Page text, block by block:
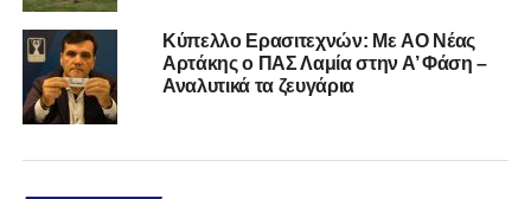
Kύπελλο Ερασιτεχνών: Με AO Nέας
Αρτάκης ο ΠΑΣ Λαμία στην Α’ Φάση –
Αναλυτικά τα ζευγάρια